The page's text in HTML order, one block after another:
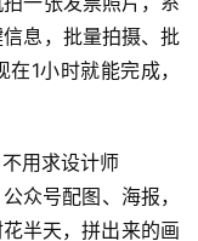
息，批量拍摄、批
1小时就能完成，
用求设计师
众号配图、海报，
半天，拼出来的画